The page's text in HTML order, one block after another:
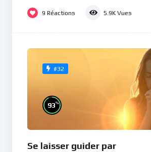
9 Réactions 5.9K Vues
#32
93%
Se laisser guider par